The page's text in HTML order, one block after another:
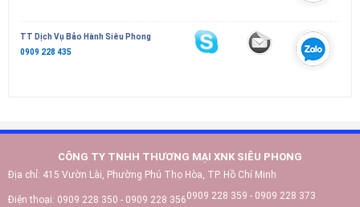
TT Dịch Vụ Bảo Hành Siêu Phong
0909 228 435
CÔNG TY TNHH THƯƠNG MẠI XNK SIÊU PHONG
Địa chỉ: 415 Vườn Lài, Phường Phú Thọ Hòa, TP. Hồ Chí Minh
Điện thoại: 0909 228 350 - 0909 228 3560909 228 359 - 0909 228 373